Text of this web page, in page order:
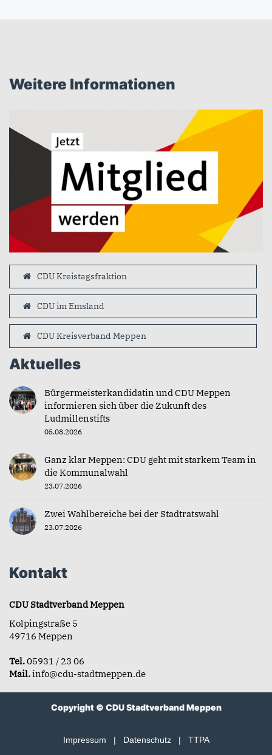
Weitere Informationen
CDU Kreistagsfraktion
CDU im Emsland
CDU Kreisverband Meppen
Aktuelles
Bürgermeisterkandidatin und CDU Meppen
informieren sich über die Zukunft des
Ludmillenstifts
05.08.2026
Ganz klar Meppen: CDU geht mit starkem Team in
die Kommunalwahl
23.07.2026
Zwei Wahlbereiche bei der Stadtratswahl
23.07.2026
Kontakt
CDU Stadtverband Meppen
Kolpingstraße 5
49716 Meppen
Tel.05931 / 23 06
Mail.info@cdu-stadtmeppen.de
Copyright © CDU Stadtverband Meppen
Impressum | Datenschutz| TTPA